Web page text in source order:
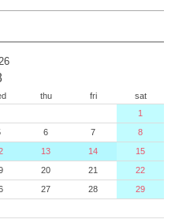
thu fri
sat
1
6 7
8
13 14
15
20 21
22
27 28
29